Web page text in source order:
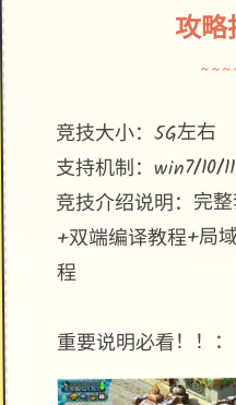
攻略
竞技大小：5G左右
支持机制：win7/10/
竞技介绍说明：完
+双端编译教程+局
程
重要说明必看！！：